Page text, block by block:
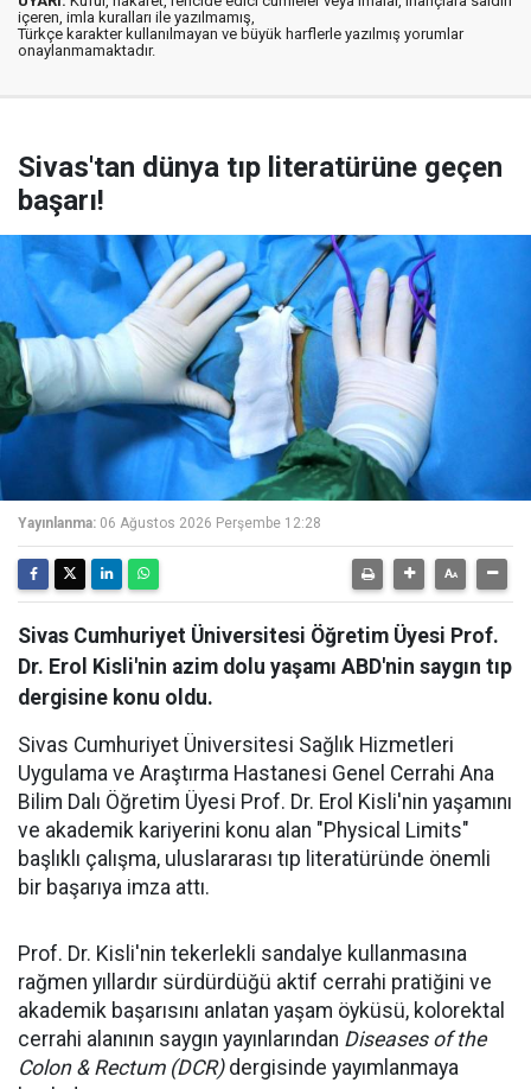
içeren, imla kuralları ile yazılmamış,
Türkçe karakter kullanılmayan ve büyük harflerle yazılmış yorumlar
onaylanmamaktadır.
Sivas'tan dünya tıp literatürüne geçen
başarı!
Yayınlanma: 06 Ağustos 2026 Perşembe 12:28
Sivas Cumhuriyet Üniversitesi Öğretim Üyesi Prof.
Dr. Erol Kisli'nin azim dolu yaşamı ABD'nin saygın tıp
dergisine konu oldu.
Sivas Cumhuriyet Üniversitesi Sağlık Hizmetleri
Uygulama ve Araştırma Hastanesi Genel Cerrahi Ana
Bilim Dalı Öğretim Üyesi Prof. Dr. Erol Kisli'nin yaşamını
ve akademik kariyerini konu alan "Physical Limits"
başlıklı çalışma, uluslararası tıp literatüründe önemli
bir başarıya imza attı.
Prof. Dr. Kisli'nin tekerlekli sandalye kullanmasına
rağmen yıllardır sürdürdüğü aktif cerrahi pratiğini ve
akademik başarısını anlatan yaşam öyküsü, kolorektal
cerrahi alanının saygın yayınlarından Diseases of the
Colon & Rectum (DCR)dergisinde yayımlanmaya